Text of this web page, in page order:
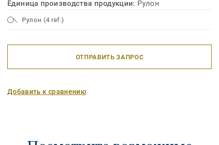
Единица производства продукции: Рулон
Рулон (4 ref.)
ОТПРАВИТЬ ЗАПРОС
Добавить к сравнению